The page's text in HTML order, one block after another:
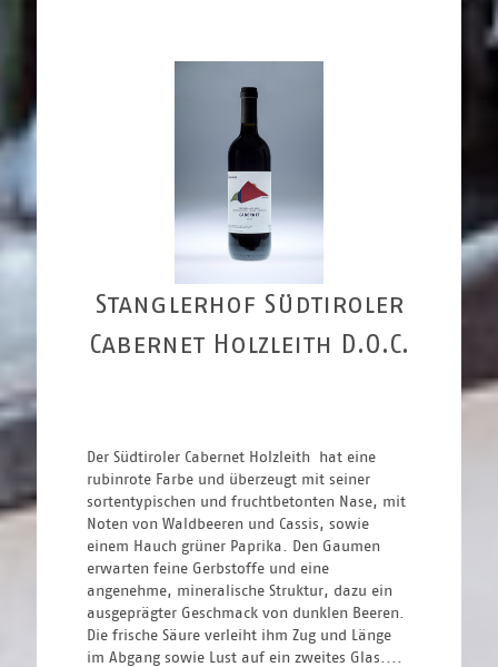
Stanglerhof Südtiroler
Cabernet Holzleith D.O.C.
Der Südtiroler Cabernet Holzleith  hat eine
rubinrote Farbe und überzeugt mit seiner
sortentypischen und fruchtbetonten Nase, mit
Noten von Waldbeeren und Cassis, sowie
einem Hauch grüner Paprika. Den Gaumen
erwarten feine Gerbstoffe und eine
angenehme, mineralische Struktur, dazu ein
ausgeprägter Geschmack von dunklen Beeren.
Die frische Säure verleiht ihm Zug und Länge
im Abgang sowie Lust auf ein zweites Glas....